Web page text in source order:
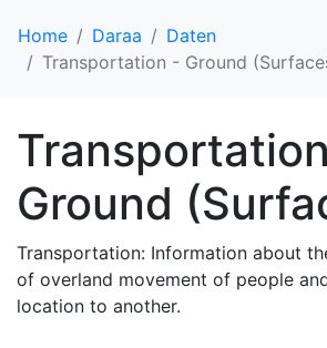
Home Daraa
Daten
Transportation - Ground
Ground
Transportation: Information about
of overland movement of people
location to another.